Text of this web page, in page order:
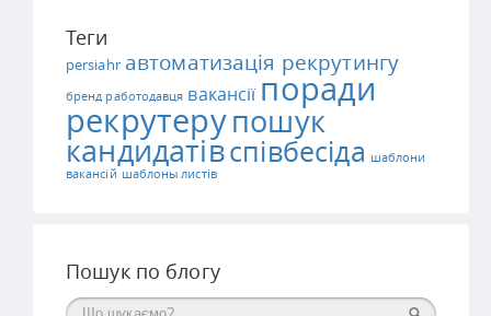
Теги
persiahr автоматизація рекрутингу
бренд работодавця вакансії поради
рекрутерупошук
кандидатівспівбесіда шаблони
вакансій шаблоны листів
Пошук по блогу
Поиск